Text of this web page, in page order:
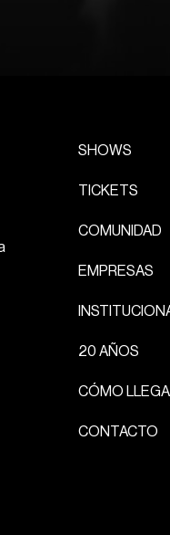
SHOWS
TICKETS
COMUNIDAD
EMPRESAS
20 AÑOS
CÓMO
CONTACTO